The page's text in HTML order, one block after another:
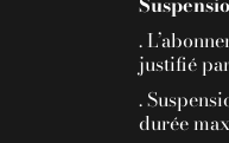
.
justifié
.
durée